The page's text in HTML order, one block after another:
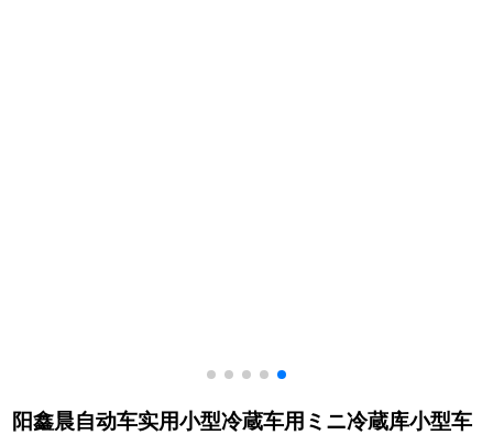
阳鑫晨自动车实用小型冷蔵车用ミニ冷蔵库小型车